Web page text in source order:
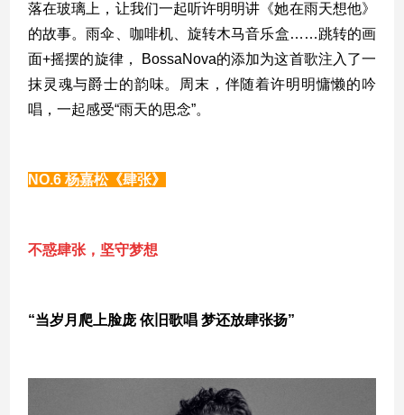
落在玻璃上，让我们一起听许明明讲《她在雨天想他》
的故事。雨伞、咖啡机、旋转木马音乐盒……跳转的画
面+摇摆的旋律， BossaNova的添加为这首歌注入了一
抹灵魂与爵士的韵味。周末，伴随着许明明慵懒的吟
唱，一起感受“雨天的思念”。
NO.6 杨嘉松《肆张》
不惑肆张，坚守梦想
“当岁月爬上脸庞 依旧歌唱 梦还放肆张扬”